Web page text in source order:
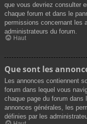
que vous devriez consulter
chaque forum et dans le
permissions concernant les
administrateurs du forum.
Haut
Que sont les
Les annonces contiennent
forum dans lequel vous
chaque page du forum
annonces générales, les
définies par les